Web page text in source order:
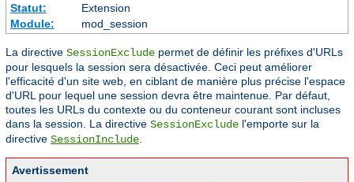
Statut:
Extension
Module:
mod_session
La directive SessionExclude permet de définir les préfixes d'URLs
pour lesquels la session sera désactivée. Ceci peut améliorer
l'efficacité d'un site web, en ciblant de manière plus précise l'espace
d'URL pour lequel une session devra être maintenue. Par défaut,
toutes les URLs du contexte ou du conteneur courant sont incluses
dans la session. La directive SessionExclude l'emporte sur la
directive SessionInclude
Avertissement